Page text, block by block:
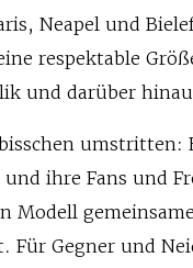
Neapel und
respektable
und darüber
umstritten:
ihre Fans und
Modell
Für Gegner und